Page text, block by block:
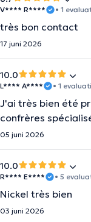
V**** R**** • 1
très bon contact
17 juni 2026
10.0
L**** A**** • 1
J'ai très bien été
confrères
05 juni 2026
10.0
R**** E**** • 5
Nickel très bien
03 juni 2026